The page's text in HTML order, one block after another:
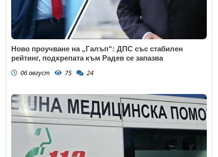
Ново проучване на „Галъп“: ДПС със стабилен
рейтинг, подкрепата към Радев се запазва
06 август 75 24